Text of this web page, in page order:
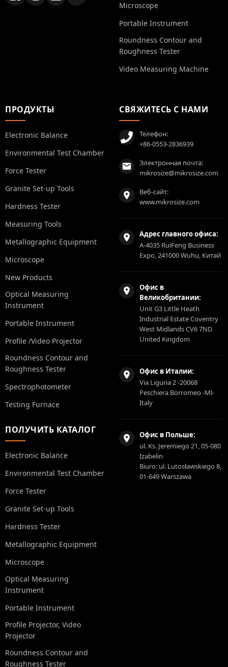
Microscope
Portable Instrument
Roundness Contour and
Roughness Tester
Video Measuring Machine
ПРОДУКТЫ
Electronic Balance
Environmental Test Chamber
Force Tester
Granite Set-up Tools
Hardness Tester
Measuring Tools
Metallographic Equipment
Microscope
New Products
Optical Measuring
Instrument
Portable Instrument
Profile /Video Projector
Roundness Contour and
Roughness Tester
Spectrophotometer
Testing Furnace
ПОЛУЧИТЬ КАТАЛОГ
Electronic Balance
Environmental Test Chamber
Force Tester
Granite Set-up Tools
Hardness Tester
Metallographic Equipment
Microscope
Optical Measuring
Instrument
Portable Instrument
Profile Projector, Video
Projector
Roundness Contour and
Roughness Tester
СВЯЖИТЕСЬ С НАМИ
Телефон:
+86-0553-2836939
Электронная почта:
mikrosize@mikrosize.com
Веб-сайт:
www.mikrosize.com
Адрес главного офиса:
A-4035 RuiFeng Business
Expo, 241000 Wuhu, Китай
Офис в
Великобритании:
Unit G3 Little Heath
Industrial Estate Coventry
West Midlands CV6 7ND
United Kingdom
Офис в Италии:
Via Liguria 2 -20068
Peschiera Borromeo -Ml-
Italy
Офис в Польше:
ul. Ks. Jeremiego 21, 05-080
Izabelin
Biuro: ul. Lutosławskiego 8,
01-649 Warszawa